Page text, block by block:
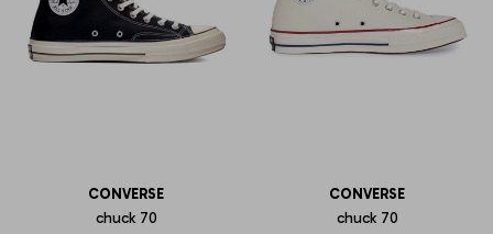
CONVERSE
chuck 70
CONVERSE
chuck 70